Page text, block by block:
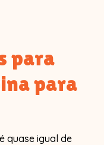
para
para
quase igual de